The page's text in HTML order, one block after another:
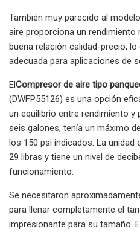
También muy parecido al
aire proporciona un rendimiento
buena relación calidad-precio,
adecuada para aplicaciones de
ElCompresor de aire tipo
(DWFP55126) es una opción
un equilibrio entre rendimiento y
seis galones, tenía un máximo
los 150 psi indicados. La unidad
29 libras y tiene un nivel de
funcionamiento.
Se necesitaron
para llenar completamente el
impresionante para su tamaño.